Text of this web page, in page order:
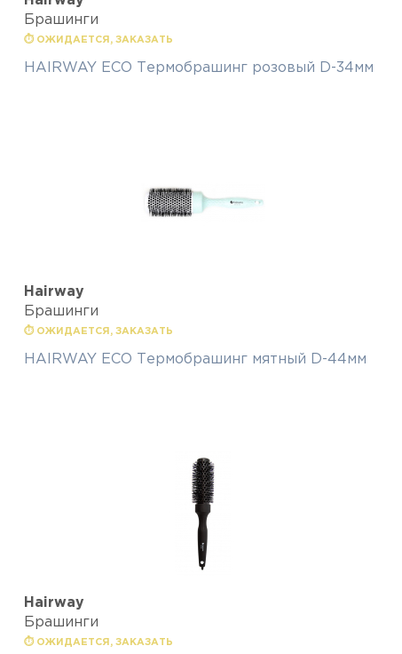
Брашинги
⏱ ОЖИДАЕТСЯ, ЗАКАЗАТЬ
HAIRWAY ECO Термобрашинг розовый D-34мм
Hairway
Брашинги
⏱ ОЖИДАЕТСЯ, ЗАКАЗАТЬ
HAIRWAY ECO Термобрашинг мятный D-44мм
Hairway
Брашинги
⏱ ОЖИДАЕТСЯ, ЗАКАЗАТЬ